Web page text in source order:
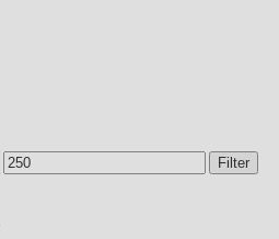
Højeste
pris
Filter